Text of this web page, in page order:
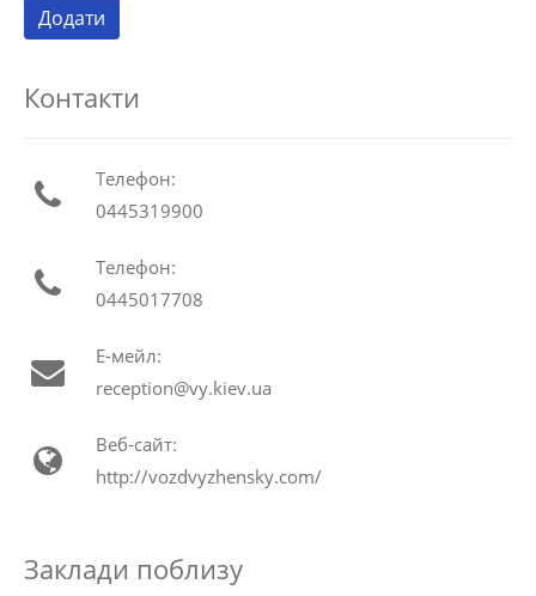
Контакти
Телефон:
0445319900
Телефон:
0445017708
Е-мейл:
reception@vy.kiev.ua
Веб-сайт:
http://vozdvyzhensky.com/
Заклади поблизу